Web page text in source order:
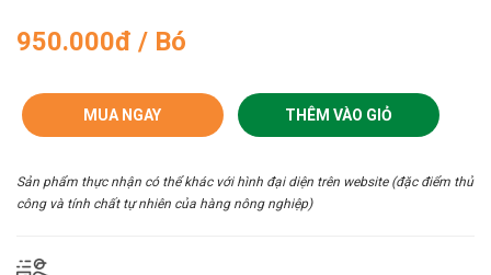
950.000đ / Bó
MUA NGAY THÊM VÀO GIỎ
Sản phẩm thực nhận có thể khác với hình đại diện trên website (đặc điểm thủ
công và tính chất tự nhiên của hàng nông nghiệp)